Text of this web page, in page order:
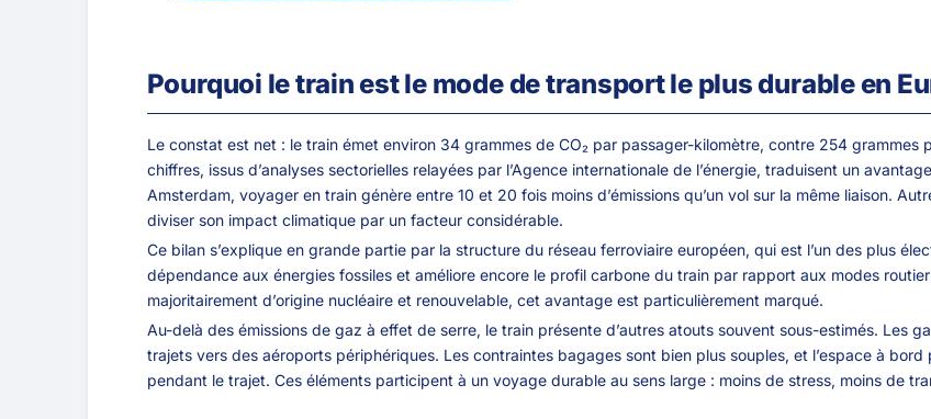
Pourquoi le train est le mode de transport le plus durable en
Le constat est net : le train émet environ 34 grammes de CO₂ par passager-kilomètre, contre 254 grammes
chiffres, issus d’analyses sectorielles relayées par l’Agence internationale de l’énergie, traduisent un
Amsterdam, voyager en train génère entre 10 et 20 fois moins d’émissions qu’un vol sur la même liaison.
diviser son impact climatique par un facteur considérable.
Ce bilan s’explique en grande partie par la structure du réseau ferroviaire européen, qui est l’un des plus
dépendance aux énergies fossiles et améliore encore le profil carbone du train par rapport aux modes
majoritairement d’origine nucléaire et renouvelable, cet avantage est particulièrement marqué.
Au-delà des émissions de gaz à effet de serre, le train présente d’autres atouts souvent sous-estimés. Les
trajets vers des aéroports périphériques. Les contraintes bagages sont bien plus souples, et l’espace à
pendant le trajet. Ces éléments participent à un voyage durable au sens large : moins de stress, moins de